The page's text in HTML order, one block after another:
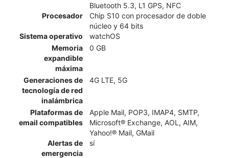
Bluetooth 5.3, L1 GPS, NFC
Procesador
Chip S10 con procesador de doble
núcleo y 64 bits
Sistema operativo
watchOS
Memoria
expandible
máxima
0 GB
Generaciones de
tecnología de red
inalámbrica
4G LTE, 5G
Plataformas de
email compatibles
Apple Mail, POP3, IMAP4, SMTP,
Microsoft® Exchange, AOL, AIM,
Yahoo!® Mail, GMail
Alertas de
emergencia
sí